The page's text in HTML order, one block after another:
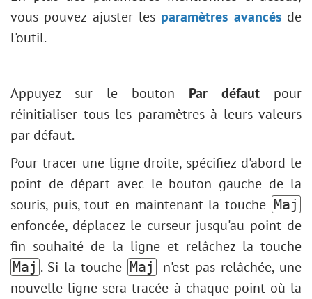
vous pouvez ajuster les paramètres avancésde
l'outil.
Appuyez sur le bouton Par défaut pour
réinitialiser tous les paramètres à leurs valeurs
par défaut.
Pour tracer une ligne droite, spécifiez d'abord le
point de départ avec le bouton gauche de la
souris, puis, tout en maintenant la touche Maj
enfoncée, déplacez le curseur jusqu'au point de
fin souhaité de la ligne et relâchez la touche
Maj . Si la touche Maj
n'est pas relâchée, une
nouvelle ligne sera tracée à chaque point où la